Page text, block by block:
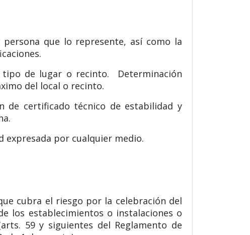
que lo represente, así como la
de lugar o recinto. Determinación
del local o recinto.
de certificado técnico de estabilidad y
expresada por cualquier medio.
cubra el riesgo por la celebración del
los establecimientos o instalaciones o
59 y siguientes del Reglamento de